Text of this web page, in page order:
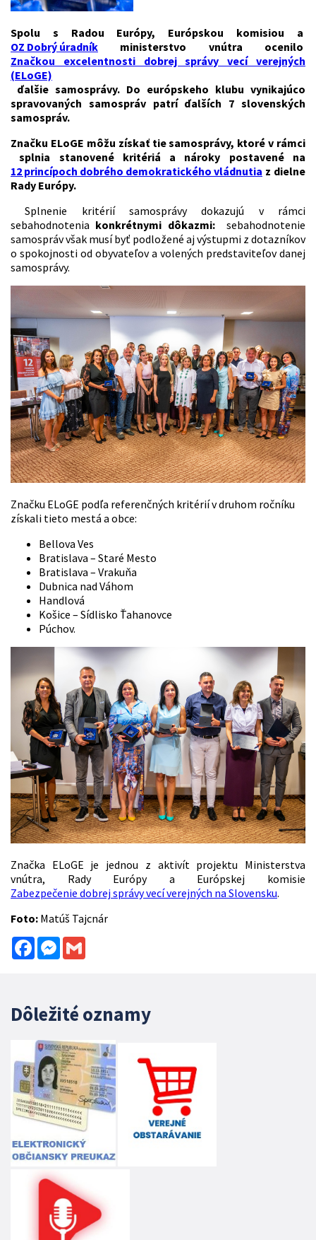
Spolu s Radou Európy, Európskou komisiou a
OZ Dobrý úradník ministerstvo vnútra ocenilo
Značkou excelentnosti dobrej správy vecí verejných
(ELoGE)
ďalšie samosprávy. Do európskeho klubu vynikajúco
spravovaných samospráv patrí ďalších 7 slovenských
samospráv.
Značku ELoGE môžu získať tie samosprávy, ktoré v rámci
splnia stanovené kritériá a nároky postavené na
12 princípoch dobrého demokratického vládnutia z dielne
Rady Európy.
Splnenie kritérií samosprávy dokazujú v rámci
sebahodnotenia konkrétnymi dôkazmi:
sebahodnotenie
samospráv však musí byť podložené aj výstupmi z dotazníkov
o spokojnosti od obyvateľov a volených predstaviteľov danej
samosprávy.
Značku ELoGE podľa referenčných kritérií v druhom ročníku
získali tieto mestá a obce:
Bellova Ves
Bratislava – Staré Mesto
Bratislava – Vrakuňa
Dubnica nad Váhom
Handlová
Košice – Sídlisko Ťahanovce
Púchov.
Značka ELoGE je jednou z aktivít projektu Ministerstva
vnútra, Rady Európy a Európskej komisie
Zabezpečenie dobrej správy vecí verejných na Slovensku.
Foto: Matúš Tajcnár
FacebookMessenger
Dôležité oznamy